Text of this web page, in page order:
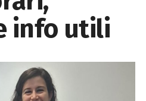
info utili